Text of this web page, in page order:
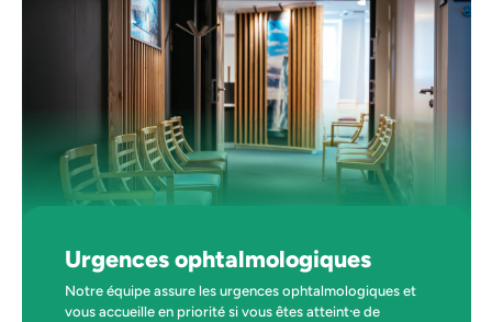
Urgences ophtalmologiques
Notre équipe assure les urgences ophtalmologiques et
vous accueille en priorité si vous êtes atteint⸱e de